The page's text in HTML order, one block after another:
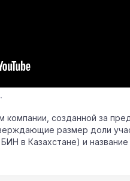
компании, созданной за
размер доли
в Казахстане) и